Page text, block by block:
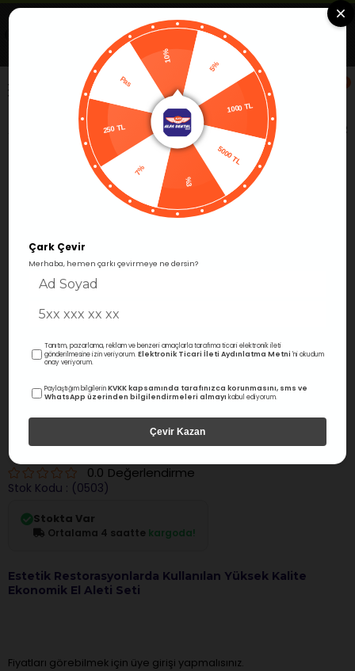
0
Restoratif Kompozit Dolgular Kompozit
Legend Kompozit Şekillendirme Seti 7 Li
0.0 Değerlendirme
Stok Kodu (0503)
Stokta Var
Ortalama 4 saatte kargoda!
Estetik Restorasyonlarda Kullanılan Yüksek Kalite
Ekonomik El Aleti Seti
Fiyatları görebilmek için üye girişi yapmalısınız.
Uygulamada Aç
Alfa Group Dental
Ücretsiz -Google Play'de
10%
5%
1000 TL
5000 TL
7%
Pas
Çark Çevir
Merhaba, hemen çarkı çevirmeye ne dersin?
Tanıtım, pazarlama, reklam ve benzeri amaçlarla tarafıma ticari elektronik ileti
gönderilmesine izin veriyorum.Elektronik Ticari İleti Aydınlatma Metni 'ni okudum
onay veriyorum.
Paylaştığım bilgilerinKVKK kapsamında tarafınızca korunmasını, sms ve
WhatsApp üzerinden bilgilendirmeleri almayı kabul ediyorum.
Çevir Kazan